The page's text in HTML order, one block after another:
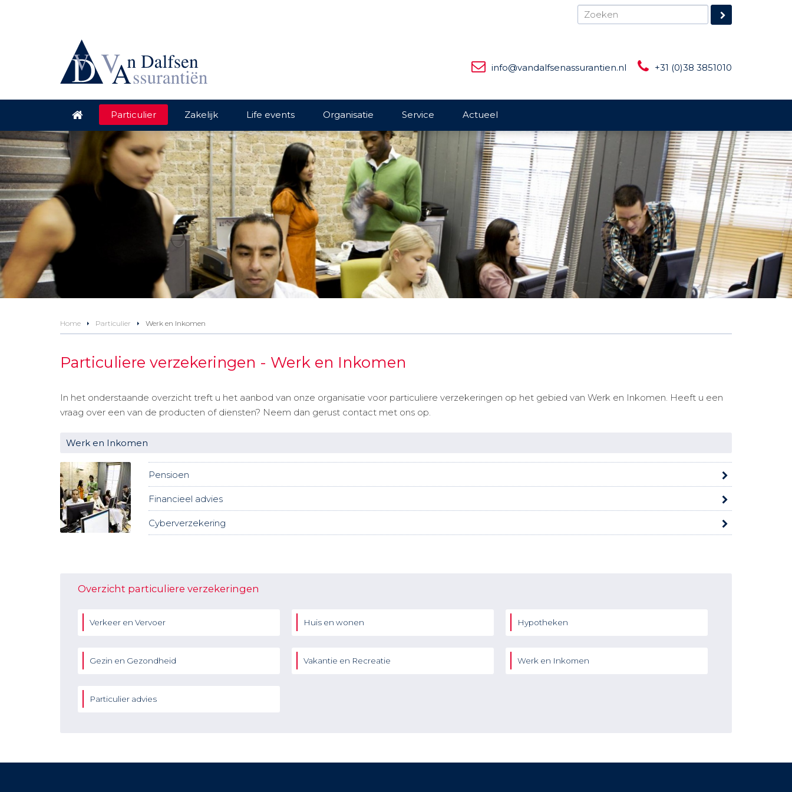
info@vandalfsenassurantien.nl +31 (0)38 3851010
Particulier Zakelijk Life events Organisatie Service Actueel
Home Particulier Werk en Inkomen
Particuliere verzekeringen - Werk en Inkomen
In het onderstaande overzicht treft u het aanbod van onze organisatie voor particuliere verzekeringen op het gebied van Werk en Inkomen. Heeft u een
vraag over een van de producten of diensten? Neem dan gerust contact met ons op.
Werk en Inkomen
Pensioen
Financieel advies
Cyberverzekering
Overzicht particuliere verzekeringen
Verkeer en Vervoer Huis en wonen Hypotheken
Gezin en Gezondheid Vakantie en Recreatie Werk en Inkomen
Particulier advies